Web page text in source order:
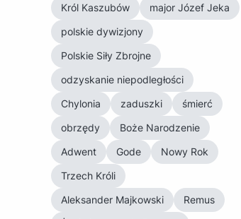
Król Kaszubów
major Józef Jeka
polskie dywizjony
Polskie Siły Zbrojne
odzyskanie niepodległości
Chylonia
zaduszki
śmierć
obrzędy
Boże Narodzenie
Adwent
Gode
Nowy Rok
Trzech Króli
Aleksander Majkowski
Remus